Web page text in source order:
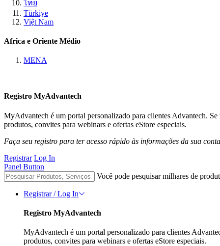
ไทย
Türkiye
Việt Nam
Africa e Oriente Médio
MENA
Registro MyAdvantech
MyAdvantech é um portal personalizado para clientes Advantech.
produtos, convites para webinars e ofertas eStore especiais.
Faça seu registro para ter acesso rápido às informações da sua
Registrar Log In
Panel Button
Você pode pesquisar milhares de
Registrar / Log In
Registro MyAdvantech
MyAdvantech é um portal personalizado para clientes
produtos, convites para webinars e ofertas eStore especiais.